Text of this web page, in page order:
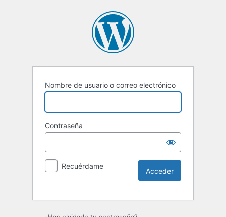
Nombre de usuario o correo electrónico
Contraseña
Recuérdame